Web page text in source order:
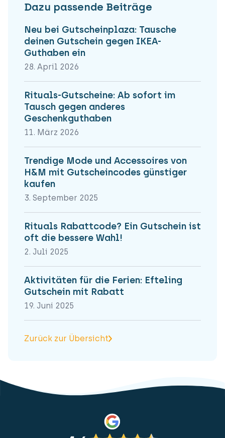
Dazu passende Beiträge
Neu bei Gutscheinplaza: Tausche
deinen Gutschein gegen IKEA-
Guthaben ein
28. April 2026
Rituals-Gutscheine: Ab sofort im
Tausch gegen anderes
Geschenkguthaben
11. März 2026
Trendige Mode und Accessoires von
H&M mit Gutscheincodes günstiger
kaufen
3. September 2025
Rituals Rabattcode? Ein Gutschein ist
oft die bessere Wahl!
2. Juli 2025
Aktivitäten für die Ferien: Efteling
Gutschein mit Rabatt
19. Juni 2025
Zurück zur Übersicht